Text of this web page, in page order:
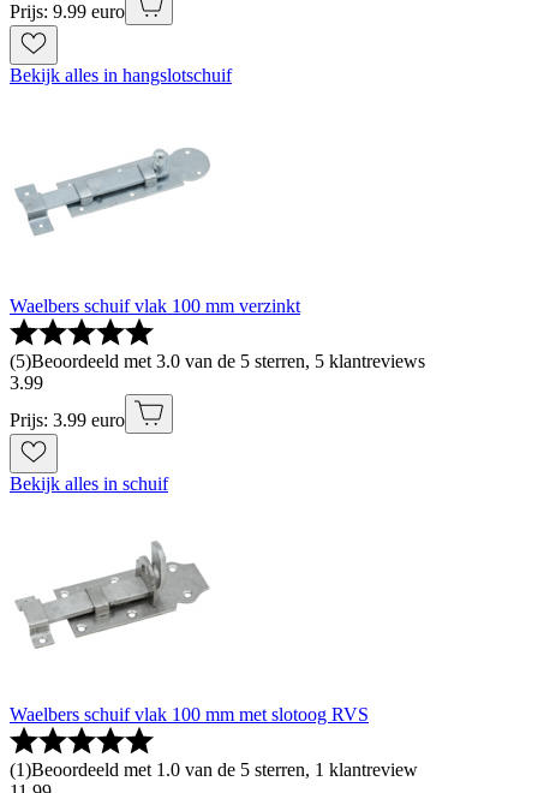
Prijs: 9.99 euro
Bekijk alles in hangslotschuif
Waelbers schuif vlak 100 mm verzinkt
(5)Beoordeeld met 3.0 van de 5 sterren, 5 klantreviews
3.99
Prijs: 3.99 euro
Bekijk alles in schuif
Waelbers schuif vlak 100 mm met slotoog RVS
(1)Beoordeeld met 1.0 van de 5 sterren, 1 klantreview